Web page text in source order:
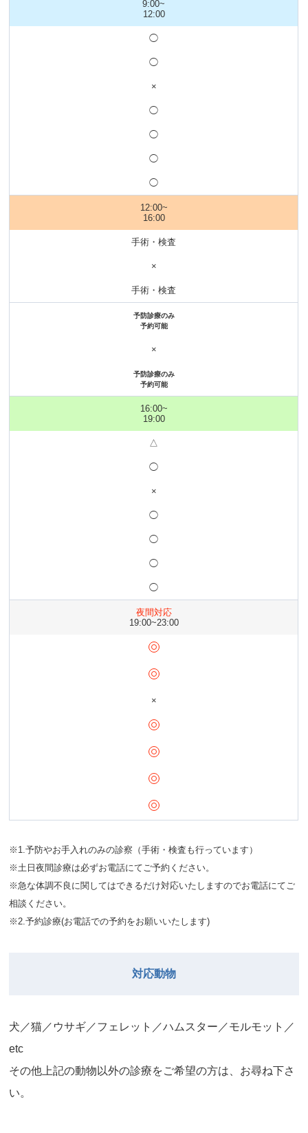
9:00~
12:00
◯
◯
×
◯
◯
◯
◯
12:00~
16:00
手術・検査
×
手術・検査
予防診療のみ
予約可能
×
予防診療のみ
予約可能
16:00~
19:00
△
◯
×
◯
◯
◯
◯
夜間対応
19:00~23:00
×
※1.予防やお手入れのみの診察（手術・検査も行っています）
※土日夜間診療は必ずお電話にてご予約ください。
※急な体調不良に関してはできるだけ対応いたしますのでお電話にてご
相談ください。
※2.予約診療(お電話での予約をお願いいたします)
対応動物
⽝／猫／ウサギ／フェレット／ハムスター／モルモット／
etc
その他上記の動物以外の診療をご希望の⽅は、お尋ね下さ
い。